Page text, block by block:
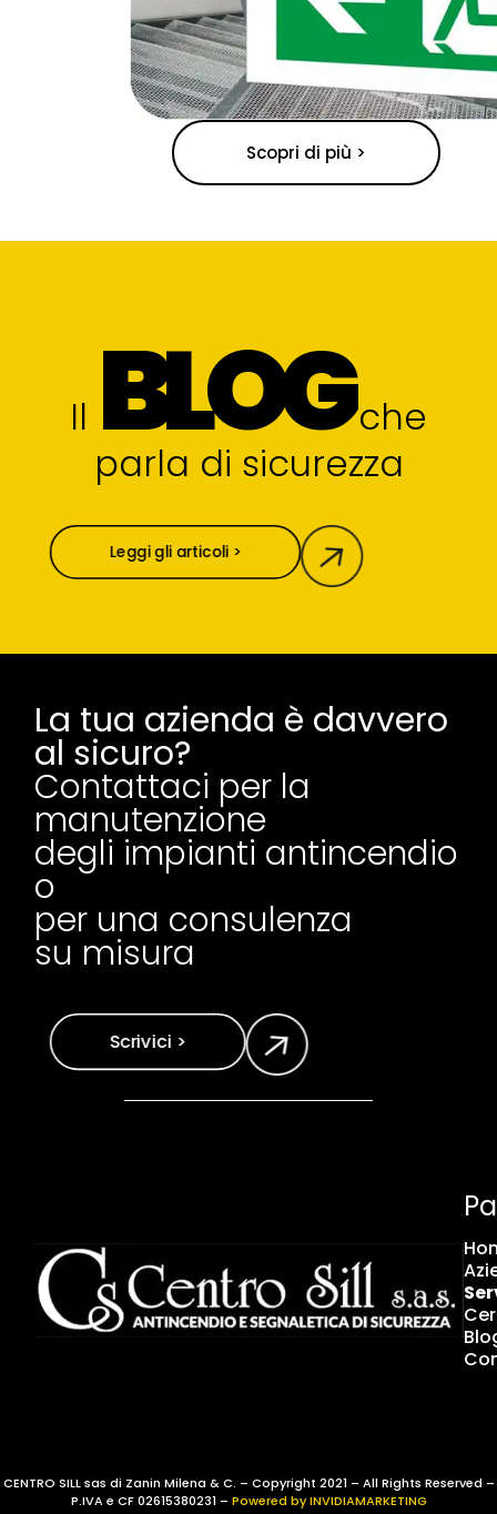
Scopri di più >
Il BLOGche
parla di sicurezza
Leggi gli articoli >
La tua azienda è davvero
al sicuro?
Contattaci per la
manutenzione
degli impianti antincendio
o
per una consulenza
su misura
Scrivici >
CENTRO SILL sas di Zanin Milena & C. – Copyright 2021 – All Rights Reserved –
P.IVA e CF 02615380231 – Powered by INVIDIAMARKETING